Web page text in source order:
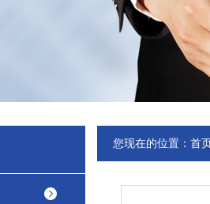
您现在的位置： 首